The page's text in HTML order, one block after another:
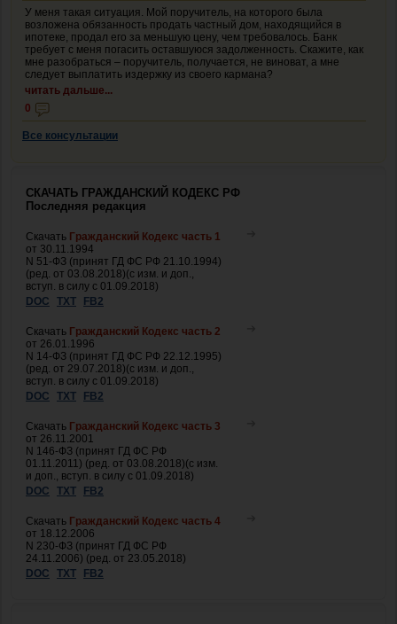
У меня такая ситуация. Мой поручитель, на которого была
возложена обязанность продать частный дом, находящийся в
ипотеке, продал его за меньшую цену, чем требовалось. Банк
требует с меня погасить оставшуюся задолженность. Скажите, как
мне разобраться – поручитель, получается, не виноват, а мне
следует выплатить издержку из своего кармана?
читать дальше...
0
Все консультации
СКАЧАТЬ ГРАЖДАНСКИЙ КОДЕКС РФ
Последняя редакция
Скачать Гражданский Кодекс часть 1
от 30.11.1994
N 51-ФЗ (принят ГД ФС РФ 21.10.1994)
(ред. от 03.08.2018)(с изм. и доп.,
вступ. в силу с 01.09.2018)
DOC
TXT FB2
Скачать Гражданский Кодекс часть 2
от 26.01.1996
N 14-ФЗ (принят ГД ФС РФ 22.12.1995)
(ред. от 29.07.2018)(с изм. и доп.,
вступ. в силу с 01.09.2018)
DOC
TXT FB2
Скачать Гражданский Кодекс часть 3
от 26.11.2001
N 146-ФЗ (принят ГД ФС РФ
01.11.2011) (ред. от 03.08.2018)(с изм.
и доп., вступ. в силу с 01.09.2018)
DOC
TXT FB2
Скачать Гражданский Кодекс часть 4
от 18.12.2006
N 230-ФЗ (принят ГД ФС РФ
24.11.2006) (ред. от 23.05.2018)
DOC
TXT FB2